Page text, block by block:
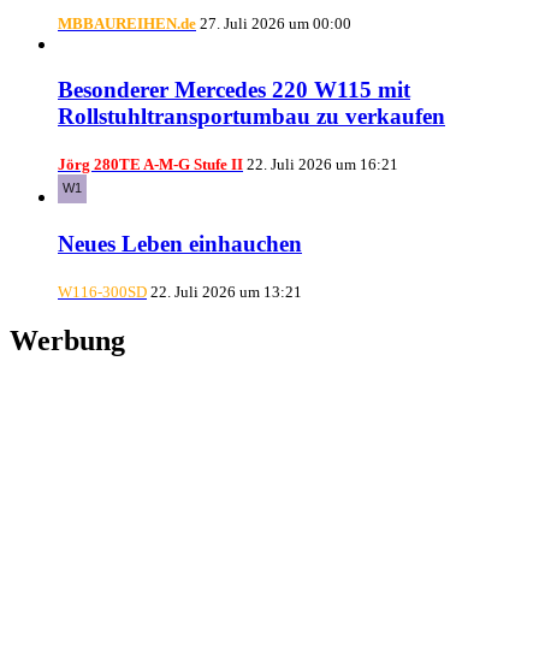
MBBAUREIHEN.de 27. Juli 2026 um 00:00
Besonderer Mercedes 220 W115 mit
Rollstuhltransportumbau zu verkaufen
Jörg 280TE A-M-G Stufe II 22. Juli 2026 um 16:21
Neues Leben einhauchen
W116-300SD 22. Juli 2026 um 13:21
Werbung